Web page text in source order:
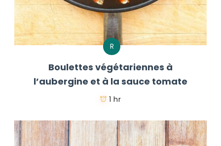
R
Boulettes végétariennes à
l’aubergine et à la sauce tomate
1 hr